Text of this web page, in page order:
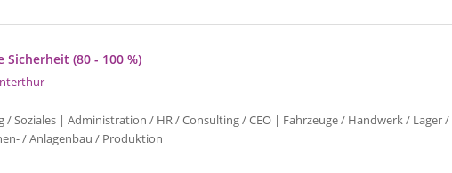
Sicherheit (80 - 100 %)
/ Soziales | Administration / HR / Consulting / CEO | Fahrzeuge / Handwerk / Lager /
/ Anlagenbau / Produktion